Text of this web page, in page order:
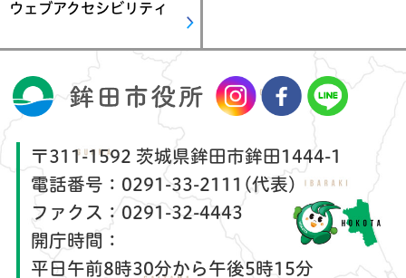
ウェブアクセシビリティ
〒311-1592 茨城県鉾田市鉾田1444-1
電話番号： 0291-33-2111(代表)
ファクス： 0291-32-4443
開庁時間：
平日午前8時30分から午後5時15分